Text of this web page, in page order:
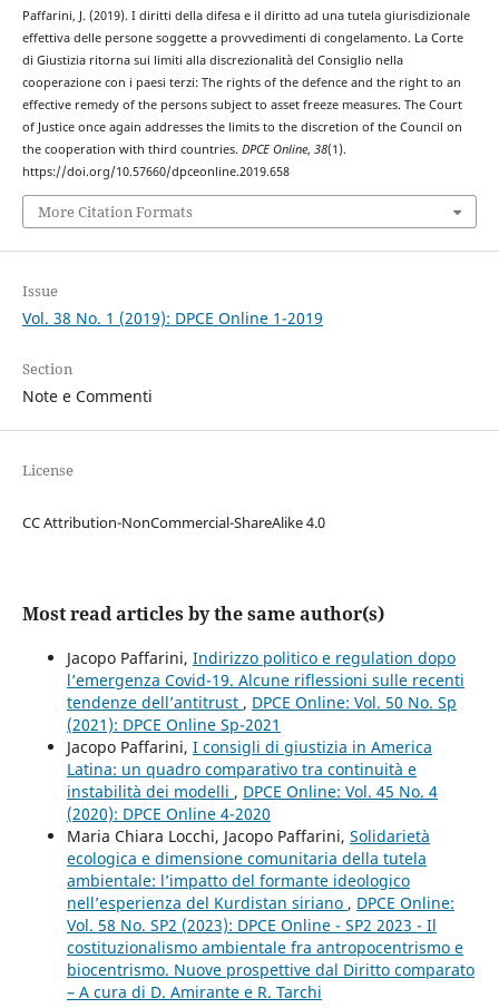
Paffarini, J. (2019). I diritti della difesa e il diritto ad una tutela giurisdizionale
effettiva delle persone soggette a provvedimenti di congelamento. La Corte
di Giustizia ritorna sui limiti alla discrezionalità del Consiglio nella
cooperazione con i paesi terzi: The rights of the defence and the right to an
effective remedy of the persons subject to asset freeze measures. The Court
of Justice once again addresses the limits to the discretion of the Council on
the cooperation with third countries. DPCE Online, 38(1).
https://doi.org/10.57660/dpceonline.2019.658
More Citation Formats
Issue
Vol. 38 No. 1 (2019): DPCE Online 1-2019
Section
Note e Commenti
License
CC Attribution-NonCommercial-ShareAlike 4.0
Most read articles by the same author(s)
Jacopo Paffarini, Indirizzo politico e regulation dopo
l’emergenza Covid-19. Alcune riflessioni sulle recenti
tendenze dell’antitrust , DPCE Online: Vol. 50 No. Sp
(2021): DPCE Online Sp-2021
Jacopo Paffarini, I consigli di giustizia in America
Latina: un quadro comparativo tra continuità e
instabilità dei modelli , DPCE Online: Vol. 45 No. 4
(2020): DPCE Online 4-2020
Maria Chiara Locchi, Jacopo Paffarini, Solidarietà
ecologica e dimensione comunitaria della tutela
ambientale: l’impatto del formante ideologico
nell’esperienza del Kurdistan siriano , DPCE Online:
Vol. 58 No. SP2 (2023): DPCE Online - SP2 2023 - Il
costituzionalismo ambientale fra antropocentrismo e
biocentrismo. Nuove prospettive dal Diritto comparato
– A cura di D. Amirante e R. Tarchi